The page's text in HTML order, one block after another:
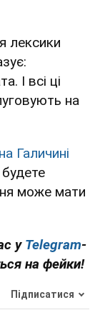
лексики
І всі ці
на
Галичині
може мати
у Telegram-
на фейки!
Підписатися